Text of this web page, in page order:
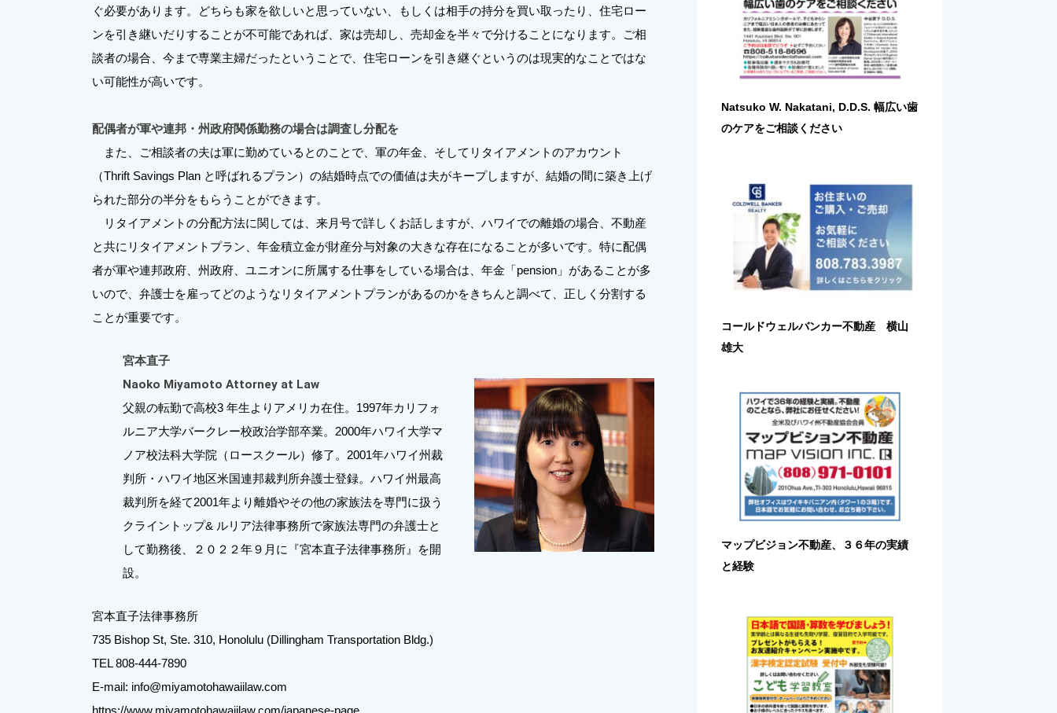
ぐ必要があります。どちらも家を欲しいと思っていない、もしくは相手の持分を買い取ったり、住宅ロー
ンを引き継いだりすることが不可能であれば、家は売却し、売却金を半々で分けることになります。ご相
談者の場合、今まで専業主婦だったということで、住宅ローンを引き継ぐというのは現実的なことではな
い可能性が高いです。
配偶者が軍や連邦・州政府関係勤務の場合は調査し分配を
また、ご相談者の夫は軍に勤めているとのことで、軍の年金、そしてリタイアメントのアカウント
（Thrift Savings Plan と呼ばれるプラン）の結婚時点での価値は夫がキープしますが、結婚の間に築き上げ
られた部分の半分をもらうことができます。
リタイアメントの分配方法に関しては、来月号で詳しくお話しますが、ハワイでの離婚の場合、不動産
と共にリタイアメントプラン、年金積立金が財産分与対象の大きな存在になることが多いです。特に配偶
者が軍や連邦政府、州政府、ユニオンに所属する仕事をしている場合は、年金「pension」があることが多
いので、弁護士を雇ってどのようなリタイアメントプランがあるのかをきちんと調べて、正しく分割する
ことが重要です。
宮本直子
Naoko Miyamoto Attorney at Law
父親の転勤で高校3 年生よりアメリカ在住。1997年カリフォ
ルニア大学バークレー校政治学部卒業。2000年ハワイ大学マ
ノア校法科大学院（ロースクール）修了。2001年ハワイ州裁
判所・ハワイ地区米国連邦裁判所弁護士登録。ハワイ州最高
裁判所を経て2001年より離婚やその他の家族法を専門に扱う
クライントップ& ルリア法律事務所で家族法専門の弁護士と
して勤務後、２０２２年９月に『宮本直子法律事務所』を開
設。
宮本直子法律事務所
735 Bishop St, Ste. 310, Honolulu (Dillingham Transportation Bldg.)
TEL 808-444-7890
E-mail: info@miyamotohawaiilaw.com
https://www.miyamotohawaiilaw.com/japanese-page
Natsuko W. Nakatani, D.D.S. 幅広い歯
のケアをご相談ください
コールドウェルバンカー不動産 横山
雄大
マップビジョン不動産、３６年の実績
と経験